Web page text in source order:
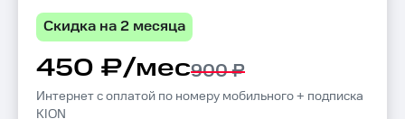
Скидка на 2 месяца
450 ₽/мес900 ₽
Интернет с оплатой по номеру мобильного + подписка
KION